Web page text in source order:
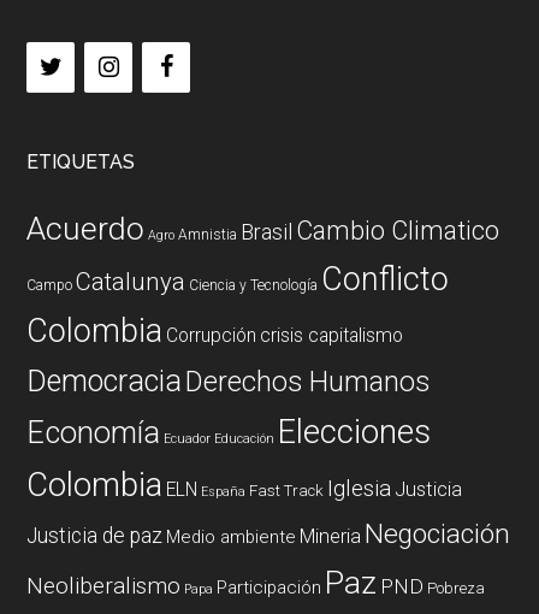
ETIQUETAS
Acuerdo Agro Amnistia Brasil Cambio Climatico
Campo Catalunya Ciencia y Tecnología Conflicto
Colombia Corrupción crisis capitalismo
DemocraciaDerechos Humanos
Economía Ecuador Educación Elecciones
Colombia ELN España Fast Track Iglesia Justicia
Justicia de paz Medio ambiente Mineria Negociación
Neoliberalismo Papa Participación Paz PND Pobreza